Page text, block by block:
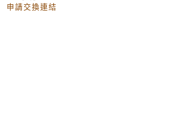
申請交換連結